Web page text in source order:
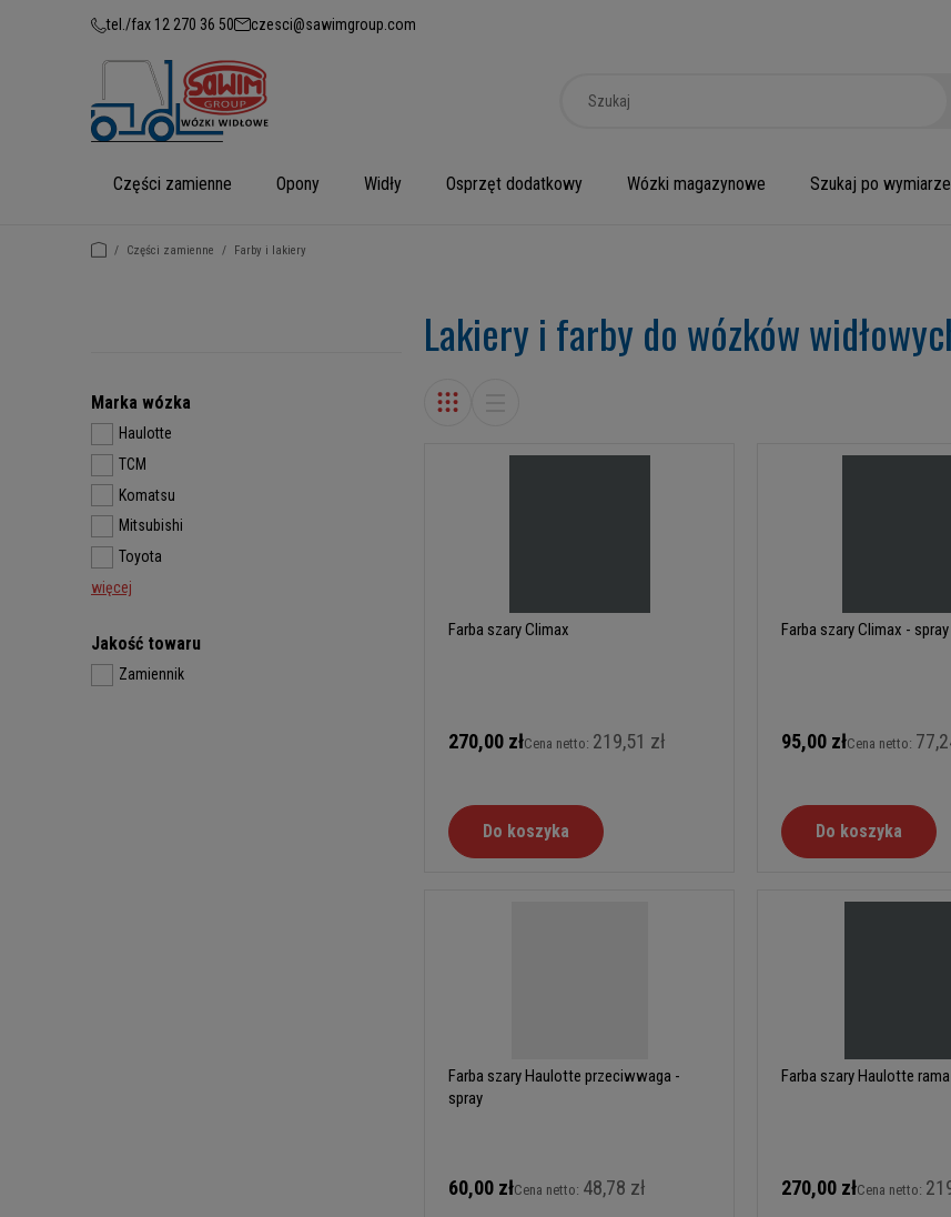
tel./fax 12 270 36 50 czesci@sawimgroup.com
Części zamienne Opony Widły Osprzęt dodatkowy Wózki magazynowe Szukaj po wymiarze
/ Części zamienne / Farby i lakiery
Marka wózka
Haulotte
TCM
Komatsu
Mitsubishi
Toyota
więcej
Jakość towaru
Zamiennik
Lakiery i farby do wózków
Farba szary Climax
270,00 złCena netto: 219,51 zł
Do koszyka
Farba szary Climax - spray
95,00 złCena netto:
Do koszyka
Farba szary Haulotte przeciwwaga -
spray
60,00 złCena netto: 48,78 zł
Farba szary Haulotte rama
270,00 złCena netto: